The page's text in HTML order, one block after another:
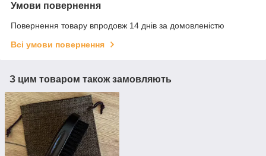
Умови повернення
Повернення товару впродовж 14 днів за домовленістю
Всі умови повернення
З цим товаром також замовляють